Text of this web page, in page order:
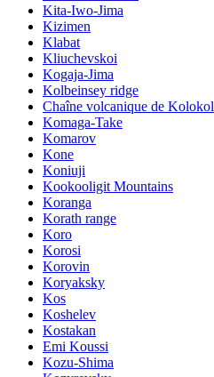
Kita-Iwo-Jima
Kizimen
Klabat
Kliuchevskoi
Kogaja-Jima
Kolbeinsey ridge
Chaîne volcanique de Kolokol
Komaga-Take
Komarov
Kone
Koniuji
Kookooligit Mountains
Koranga
Korath range
Koro
Korosi
Korovin
Koryaksky
Kos
Koshelev
Kostakan
Emi Koussi
Kozu-Shima